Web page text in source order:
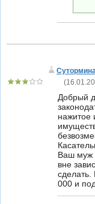
(
Добрый
нажитое
Ваш муж
вне
сделать.
000 и